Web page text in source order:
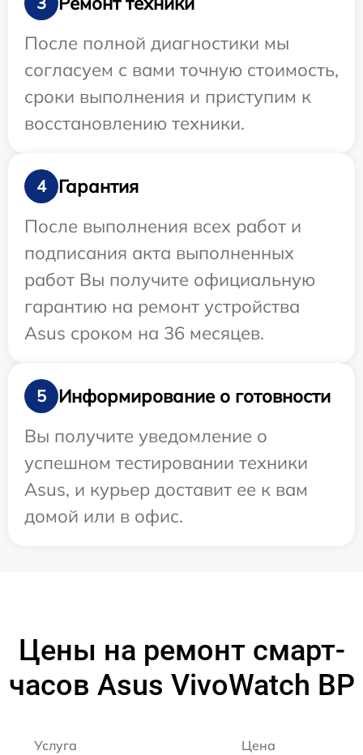
После полной диагностики мы
согласуем с вами точную стоимость,
сроки выполнения и приступим к
восстановлению техники.
4
Гарантия
После выполнения всех работ и
подписания акта выполненных
работ Вы получите официальную
гарантию на ремонт устройства
Asus сроком на 36 месяцев.
5
Информирование о готовности
Вы получите уведомление о
успешном тестировании техники
Asus, и курьер доставит ее к вам
домой или в офис.
Цены на ремонт смарт-
часов Asus VivoWatch BP
Услуга Цена